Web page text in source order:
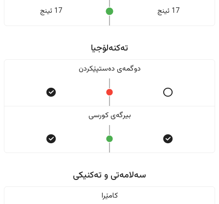
17 ئینج 17 ئینج
تەکنەلۆجیا
دوگمەی دەستپێکردن
بیرگەی کورسی
سەلامەتی و تەکنیکی
کامێرا